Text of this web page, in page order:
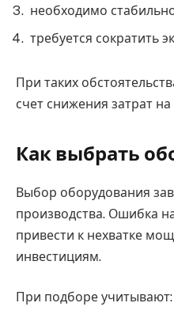
необходимо
требуется сократить
При таких
счет снижения затрат на
Как выбрать
Выбор оборудования
производства. Ошибка
привести к нехватке
инвестициям.
При подборе учитывают: